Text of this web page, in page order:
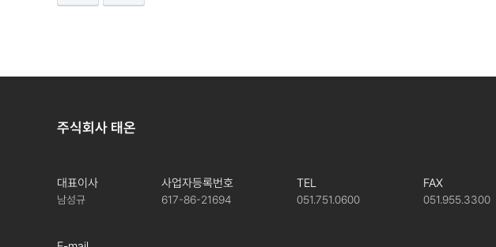
주식회사 태온
대표이사
남성규
사업자등록번호
617-86-21694
TEL
051.751.0600
FAX
051.955.3300